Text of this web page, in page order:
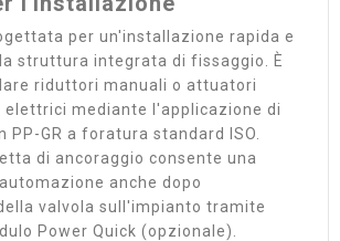
per un'installazione rapida e
struttura integrata di fissaggio. È
riduttori manuali o attuatori
mediante l'applicazione di
GR a foratura standard ISO.
di ancoraggio consente una
anche dopo
valvola sull'impianto tramite
Power Quick (opzionale).